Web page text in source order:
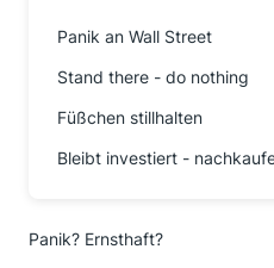
Panik an Wall Street
Stand there - do nothing
Füßchen stillhalten
Bleibt investiert -
Panik? Ernsthaft?